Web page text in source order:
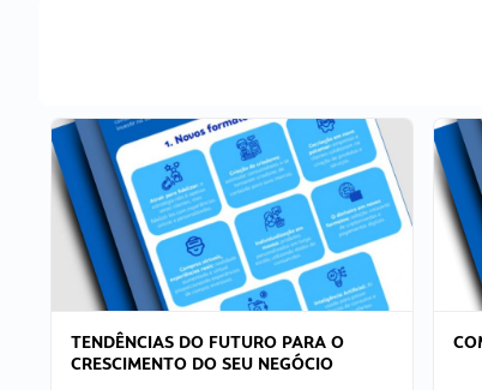
TENDÊNCIAS DO FUTURO PARA O
CRESCIMENTO DO SEU NEGÓCIO